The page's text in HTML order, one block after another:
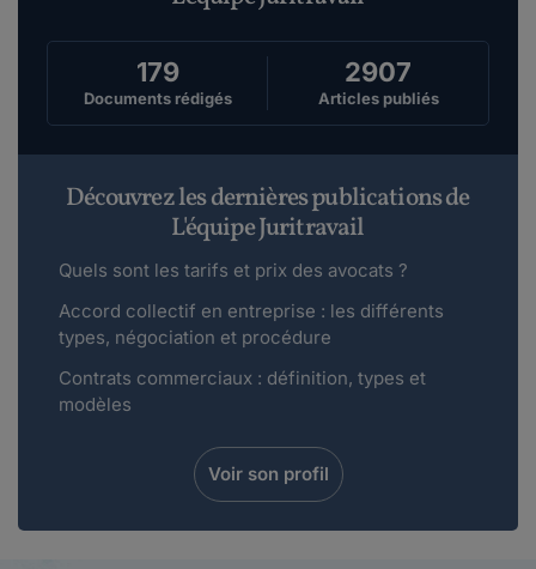
179
Documents rédigés
2907
Articles publiés
Découvrez les dernières publications de
L'équipe Juritravail
Quels sont les tarifs et prix des avocats ?
Accord collectif en entreprise : les différents
types, négociation et procédure
Contrats commerciaux : définition, types et
modèles
Voir son profil